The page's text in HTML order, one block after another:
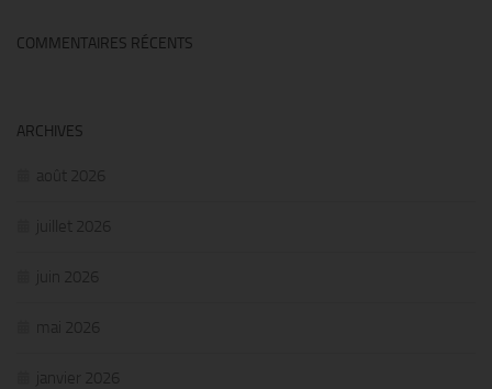
COMMENTAIRES RÉCENTS
ARCHIVES
août 2026
juillet 2026
juin 2026
mai 2026
janvier 2026